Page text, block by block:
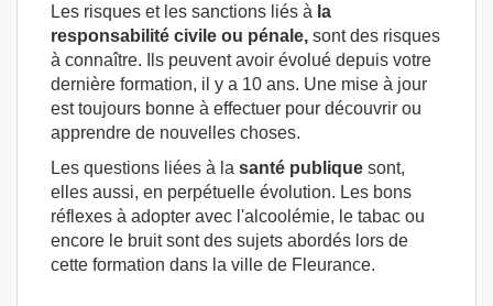
Les risques et les sanctions liés à la
responsabilité civile ou pénale, sont des risques
à connaître. Ils peuvent avoir évolué depuis votre
dernière formation, il y a 10 ans. Une mise à jour
est toujours bonne à effectuer pour découvrir ou
apprendre de nouvelles choses.
Les questions liées à la santé publique sont,
elles aussi, en perpétuelle évolution. Les bons
réflexes à adopter avec l'alcoolémie, le tabac ou
encore le bruit sont des sujets abordés lors de
cette formation dans la ville de Fleurance.